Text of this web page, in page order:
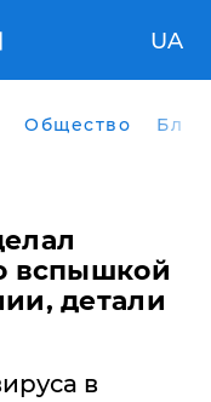
UA
Общество
вспышкой
детали
в